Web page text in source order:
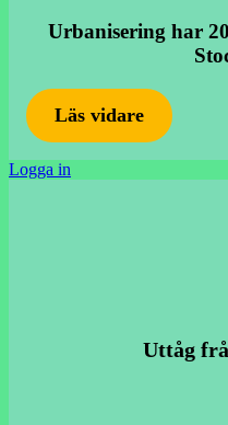
Urbanisering har
Läs vidare
Logga in
Uttåg